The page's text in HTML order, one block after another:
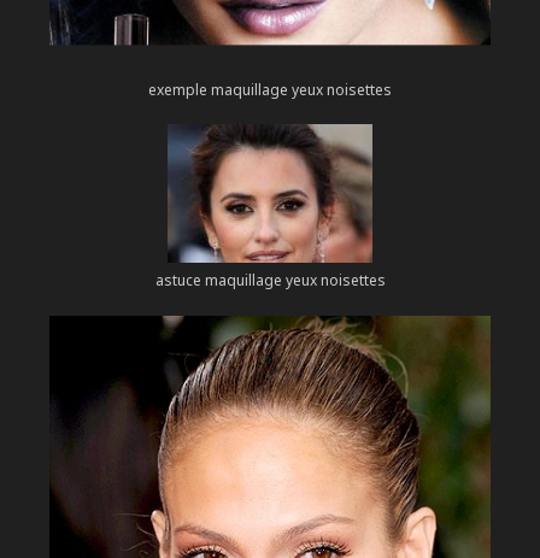
exemple maquillage yeux noisettes
astuce maquillage yeux noisettes